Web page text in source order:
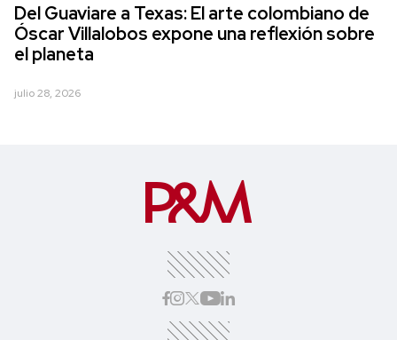
Del Guaviare a Texas: El arte colombiano de
Óscar Villalobos expone una reflexión sobre
el planeta
julio 28, 2026